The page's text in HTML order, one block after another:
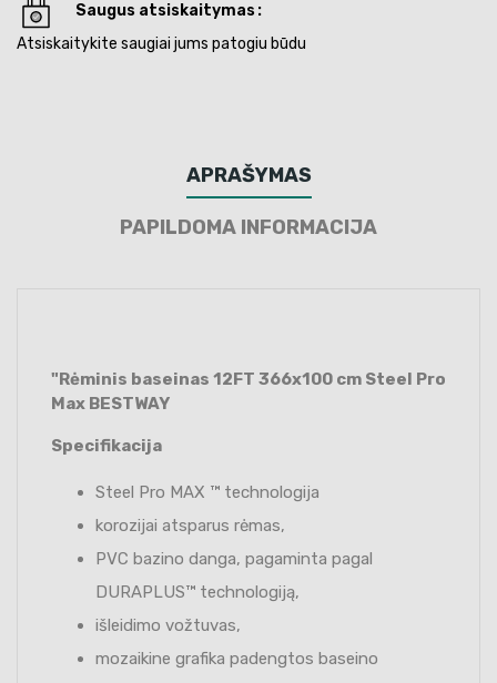
Saugus atsiskaitymas
Atsiskaitykite saugiai jums patogiu būdu
APRAŠYMAS
PAPILDOMA INFORMACIJA
"Rėminis baseinas 12FT 366x100 cm Steel Pro
Max BESTWAY
Specifikacija
Steel Pro MAX ™ technologija
korozijai atsparus rėmas,
PVC bazino danga, pagaminta pagal
DURAPLUS™ technologiją,
išleidimo vožtuvas,
mozaikine grafika padengtos baseino